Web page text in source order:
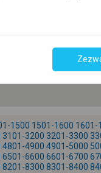
przesiadek
Tylko bilet
1500 1501-1600 1601-
3101-3200 3201-3300
4801-4900 4901-5000
6501-6600 6601-6700
8201-8300 8301-8400